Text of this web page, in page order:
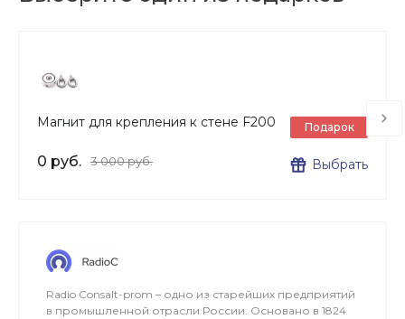
Магнит для крепления к стене F200
0 руб. 3 000 руб.
Подарок
Выбрать
Radio Consalt-prom – одно из старейших предприятий
в промышленной отрасли России. Основано в 1824